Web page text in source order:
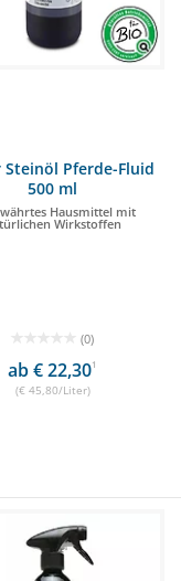
Pferde-Fluid
500 ml
Hausmittel mit
Wirkstoffen
(0)
ab € 22,301
(€ 45,80/Liter)